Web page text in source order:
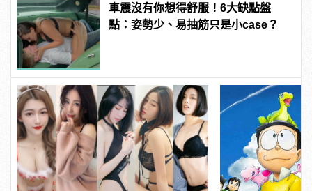
車震沒有你想得舒服！6大缺點盤
點：姿勢少、易抽筋只是小case？